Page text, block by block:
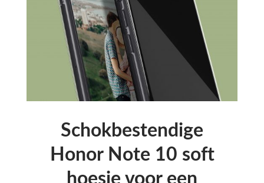
Schokbestendige
Honor Note 10 soft
hoesje voor een